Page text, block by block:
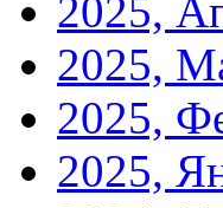
2025,
2025,
2025,
2025,